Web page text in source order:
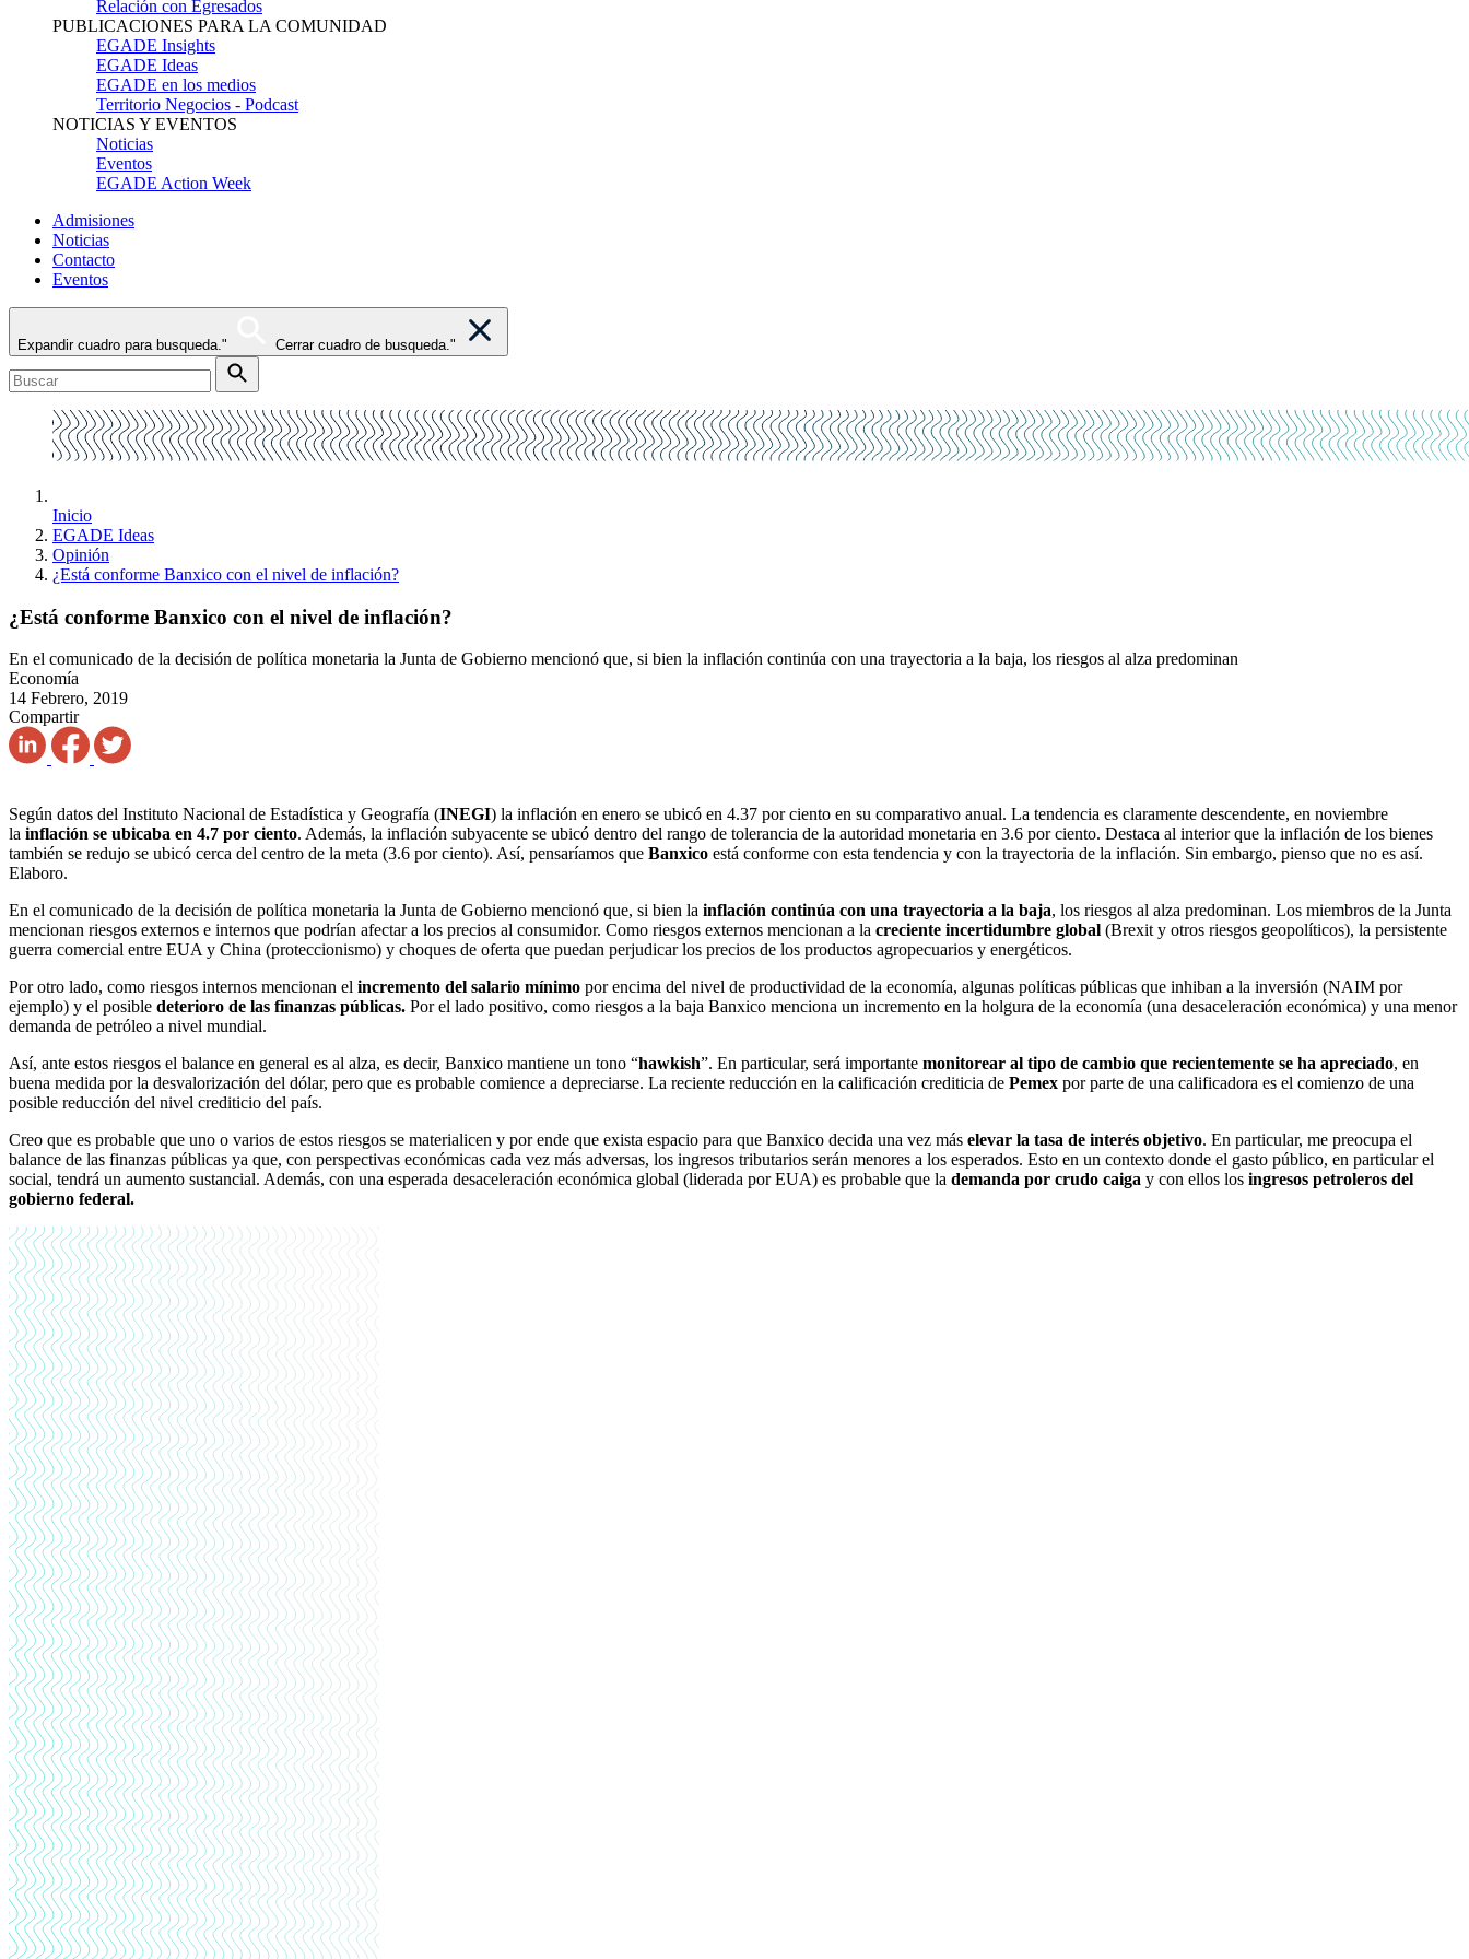
Relación con Egresados
PUBLICACIONES PARA LA COMUNIDAD
EGADE Insights
EGADE Ideas
EGADE en los medios
Territorio Negocios - Podcast
NOTICIAS Y EVENTOS
Noticias
Eventos
EGADE Action Week
Admisiones
Noticias
Contacto
Eventos
Expandir cuadro para busqueda." Cerrar cuadro de busqueda."
Inicio
EGADE Ideas
Opinión
¿Está conforme Banxico con el nivel de inflación?
¿Está conforme Banxico con el nivel de inflación?
En el comunicado de la decisión de política monetaria la Junta de Gobierno mencionó que, si bien la inflación continúa con una trayectoria a la baja, los riesgos al alza predominan
Economía
14 Febrero, 2019
Compartir
Según datos del Instituto Nacional de Estadística y Geografía (INEGI) la inflación en enero se ubicó en 4.37 por ciento en su comparativo anual. La tendencia es claramente descendente, en noviembre
la inflación se ubicaba en 4.7 por ciento. Además, la inflación subyacente se ubicó dentro del rango de tolerancia de la autoridad monetaria en 3.6 por ciento. Destaca al interior que la inflación de los bienes
también se redujo se ubicó cerca del centro de la meta (3.6 por ciento). Así, pensaríamos que Banxico está conforme con esta tendencia y con la trayectoria de la inflación. Sin embargo, pienso que no es así.
Elaboro.
En el comunicado de la decisión de política monetaria la Junta de Gobierno mencionó que, si bien la inflación continúa con una trayectoria a la baja, los riesgos al alza predominan. Los miembros de la Junta
mencionan riesgos externos e internos que podrían afectar a los precios al consumidor. Como riesgos externos mencionan a la creciente incertidumbre global (Brexit y otros riesgos geopolíticos), la persistente
guerra comercial entre EUA y China (proteccionismo) y choques de oferta que puedan perjudicar los precios de los productos agropecuarios y energéticos.
Por otro lado, como riesgos internos mencionan el incremento del salario mínimo por encima del nivel de productividad de la economía, algunas políticas públicas que inhiban a la inversión (NAIM por
ejemplo) y el posible deterioro de las finanzas públicas. Por el lado positivo, como riesgos a la baja Banxico menciona un incremento en la holgura de la economía (una desaceleración económica) y una menor
demanda de petróleo a nivel mundial.
Así, ante estos riesgos el balance en general es al alza, es decir, Banxico mantiene un tono “hawkish”. En particular, será importante monitorear al tipo de cambio que recientemente se ha apreciado, en
buena medida por la desvalorización del dólar, pero que es probable comience a depreciarse. La reciente reducción en la calificación crediticia de Pemex por parte de una calificadora es el comienzo de una
posible reducción del nivel crediticio del país.
Creo que es probable que uno o varios de estos riesgos se materialicen y por ende que exista espacio para que Banxico decida una vez más elevar la tasa de interés objetivo. En particular, me preocupa el
balance de las finanzas públicas ya que, con perspectivas económicas cada vez más adversas, los ingresos tributarios serán menores a los esperados. Esto en un contexto donde el gasto público, en particular el
social, tendrá un aumento sustancial. Además, con una esperada desaceleración económica global (liderada por EUA) es probable que la demanda por crudo caiga y con ellos los ingresos petroleros del
gobierno federal.